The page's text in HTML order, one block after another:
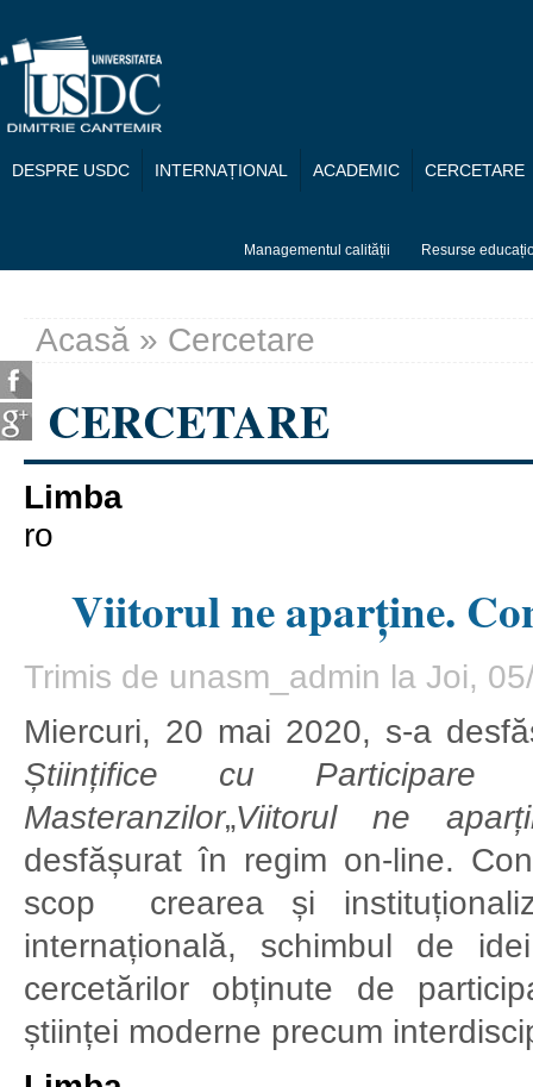
DESPRE USDC INTERNAȚIONAL ACADEMIC CERCETARE
Managementul calității Resurse
Eşti aici
Acasă » Cercetare
CERCETARE
Limba
ro
Viitorul ne aparține.
Trimis de unasm_admin la Joi,
Miercuri, 20 mai 2020, s-a
Științifice cu Participare
Masteranzilor„Viitorul ne
desfășurat în regim on-line.
scop crearea și
internațională, schimbul de
cercetărilor obținute de
științei moderne precum